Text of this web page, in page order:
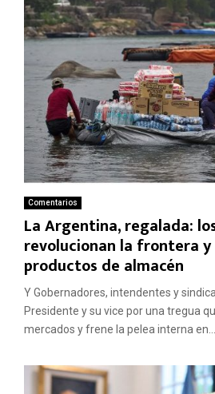
Comentarios
La Argentina, regalada:
revolucionan la frontera y
productos de almacén
Y Gobernadores, intendentes y
Presidente y su vice por una tregua
mercados y frene la pelea interna en...